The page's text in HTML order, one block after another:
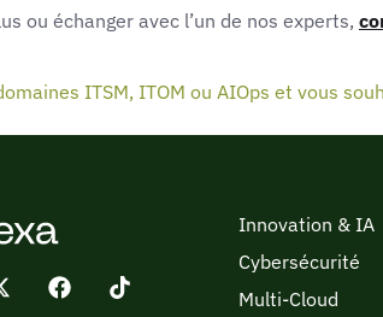
ou échanger avec l’un de nos experts,
ITSM, ITOM ou AIOps et vous
Innovation & IA
Cybersécurité
Multi-Cloud